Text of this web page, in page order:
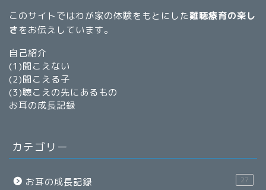
このサイトではわが家の体験をもとにした難聴療育の楽し
さをお伝えしています。
自己紹介
(1)聞こえない
(2)聞こえる子
(3)聴こえの先にあるもの
お耳の成長記録
カテゴリー
お耳の成長記録 27